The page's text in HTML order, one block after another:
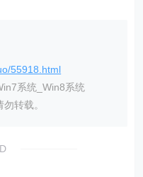
55918.html
系统_Win8系统
转载。